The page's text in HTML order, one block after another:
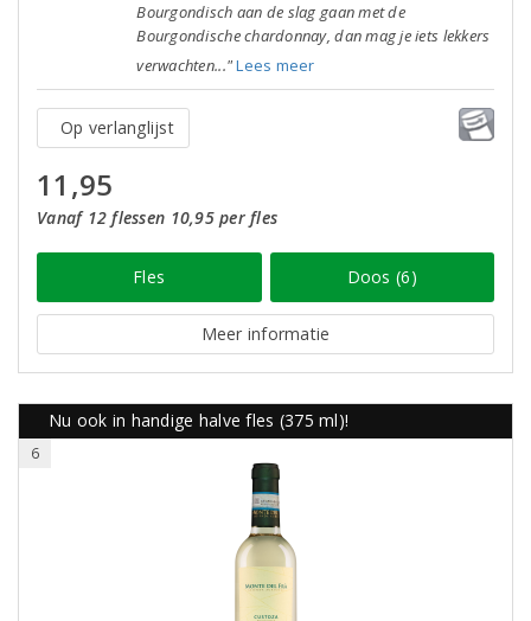
Bourgondisch aan de slag gaan met de
Bourgondische chardonnay, dan mag je iets lekkers
verwachten..."Lees meer
Op verlanglijst
11,95
Vanaf 12 flessen 10,95 per fles
Fles Doos (6)
Meer informatie
Nu ook in handige halve fles (375 ml)!
6